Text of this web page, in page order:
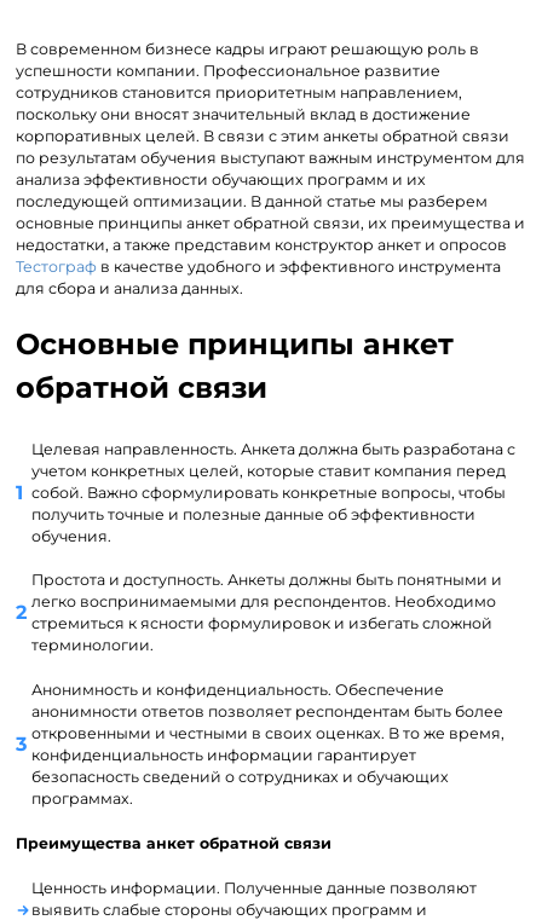
В современном бизнесе кадры играют решающую роль в
успешности компании. Профессиональное развитие
сотрудников становится приоритетным направлением,
поскольку они вносят значительный вклад в достижение
корпоративных целей. В связи с этим анкеты обратной связи
по результатам обучения выступают важным инструментом для
анализа эффективности обучающих программ и их
последующей оптимизации. В данной статье мы разберем
основные принципы анкет обратной связи, их преимущества и
недостатки, а также представим конструктор анкет и опросов
Тестограф в качестве удобного и эффективного инструмента
для сбора и анализа данных.
Основные принципы анкет
обратной связи
Целевая направленность. Анкета должна быть разработана с
учетом конкретных целей, которые ставит компания перед
собой. Важно сформулировать конкретные вопросы, чтобы
получить точные и полезные данные об эффективности
обучения.
Простота и доступность. Анкеты должны быть понятными и
легко воспринимаемыми для респондентов. Необходимо
стремиться к ясности формулировок и избегать сложной
терминологии.
Анонимность и конфиденциальность. Обеспечение
анонимности ответов позволяет респондентам быть более
откровенными и честными в своих оценках. В то же время,
конфиденциальность информации гарантирует
безопасность сведений о сотрудниках и обучающих
программах.
Преимущества анкет обратной связи
Ценность информации. Полученные данные позволяют
выявить слабые стороны обучающих программ и